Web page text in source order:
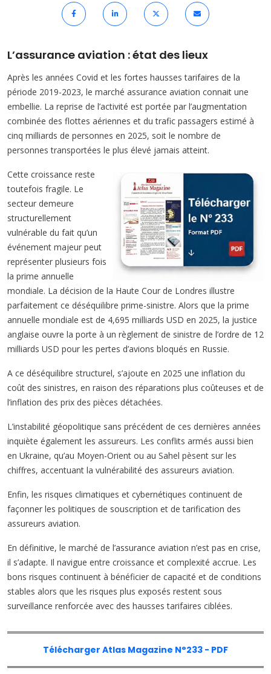
L’assurance aviation : état des lieux
Après les années Covid et les fortes hausses tarifaires de la
période 2019-2023, le marché assurance aviation connait une
embellie. La reprise de l’activité est portée par l’augmentation
combinée des flottes aériennes et du trafic passagers estimé à
cinq milliards de personnes en 2025, soit le nombre de
personnes transportées le plus élevé jamais atteint.
Cette croissance reste
toutefois fragile. Le
secteur demeure
structurellement
vulnérable du fait qu’un
événement majeur peut
représenter plusieurs fois
la prime annuelle
mondiale. La décision de la Haute Cour de Londres illustre
parfaitement ce déséquilibre prime-sinistre. Alors que la prime
annuelle mondiale est de 4,695 milliards USD en 2025, la justice
anglaise ouvre la porte à un règlement de sinistre de l’ordre de 12
milliards USD pour les pertes d’avions bloqués en Russie.
A ce déséquilibre structurel, s’ajoute en 2025 une inflation du
coût des sinistres, en raison des réparations plus coûteuses et de
l’inflation des prix des pièces détachées.
L’instabilité géopolitique sans précédent de ces dernières années
inquiète également les assureurs. Les conflits armés aussi bien
en Ukraine, qu’au Moyen-Orient ou au Sahel pèsent sur les
chiffres, accentuant la vulnérabilité des assureurs aviation.
Enfin, les risques climatiques et cybernétiques continuent de
façonner les politiques de souscription et de tarification des
assureurs aviation.
En définitive, le marché de l’assurance aviation n’est pas en crise,
il s’adapte. Il navigue entre croissance et complexité accrue. Les
bons risques continuent à bénéficier de capacité et de conditions
stables alors que les risques plus exposés restent sous
surveillance renforcée avec des hausses tarifaires ciblées.
Télécharger Atlas Magazine N°233 - PDF